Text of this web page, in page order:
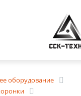
оборудование